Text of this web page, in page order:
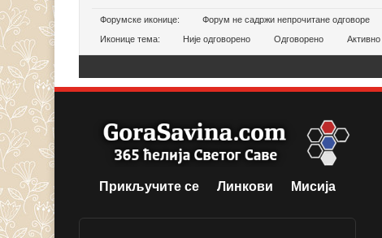
Форумске иконице: Форум не садржи непрочитане одговоре
Иконице тема:
Није одговорено Одговорено Активно
Прикључите се Линкови Мисија